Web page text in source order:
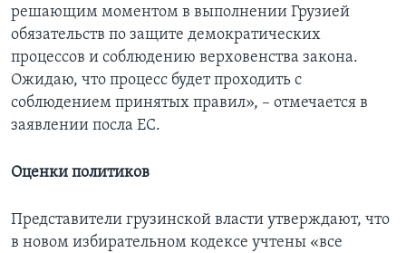
решающим моментом в выполнении Грузией
обязательств по защите демократических
процессов и соблюдению верховенства закона.
Ожидаю, что процесс будет проходить с
соблюдением принятых правил», – отмечается в
заявлении посла ЕС.
Оценки политиков
Представители грузинской власти утверждают, что
в новом избирательном кодексе учтены «все